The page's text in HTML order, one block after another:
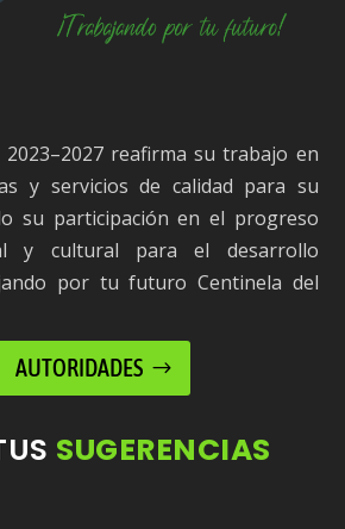
reafirma su trabajo en
y servicios de calidad para su
su participación en el progreso
y cultural para el desarrollo
por tu futuro Centinela del
AUTORIDADES
SUGERENCIAS